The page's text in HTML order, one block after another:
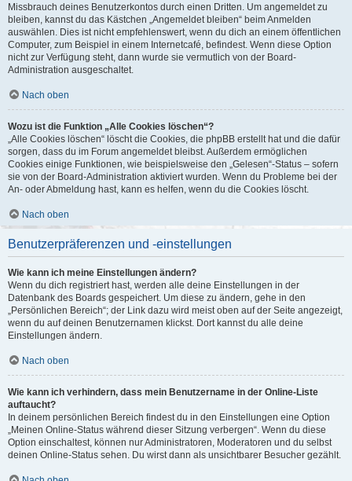
Missbrauch deines Benutzerkontos durch einen Dritten. Um angemeldet zu
bleiben, kannst du das Kästchen „Angemeldet bleiben“ beim Anmelden
auswählen. Dies ist nicht empfehlenswert, wenn du dich an einem öffentlichen
Computer, zum Beispiel in einem Internetcafé, befindest. Wenn diese Option
nicht zur Verfügung steht, dann wurde sie vermutlich von der Board-
Administration ausgeschaltet.
Nach oben
Wozu ist die Funktion „Alle Cookies löschen“?
„Alle Cookies löschen“ löscht die Cookies, die phpBB erstellt hat und die dafür
sorgen, dass du im Forum angemeldet bleibst. Außerdem ermöglichen
Cookies einige Funktionen, wie beispielsweise den „Gelesen“-Status – sofern
sie von der Board-Administration aktiviert wurden. Wenn du Probleme bei der
An- oder Abmeldung hast, kann es helfen, wenn du die Cookies löscht.
Nach oben
Benutzerpräferenzen und -einstellungen
Wie kann ich meine Einstellungen ändern?
Wenn du dich registriert hast, werden alle deine Einstellungen in der
Datenbank des Boards gespeichert. Um diese zu ändern, gehe in den
„Persönlichen Bereich“; der Link dazu wird meist oben auf der Seite angezeigt,
wenn du auf deinen Benutzernamen klickst. Dort kannst du alle deine
Einstellungen ändern.
Nach oben
Wie kann ich verhindern, dass mein Benutzername in der Online-Liste
auftaucht?
In deinem persönlichen Bereich findest du in den Einstellungen eine Option
„Meinen Online-Status während dieser Sitzung verbergen“. Wenn du diese
Option einschaltest, können nur Administratoren, Moderatoren und du selbst
deinen Online-Status sehen. Du wirst dann als unsichtbarer Besucher gezählt.